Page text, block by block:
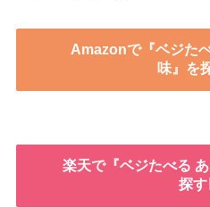
Amazonで『ベジた
味』を
楽天で『ベジたべる
探